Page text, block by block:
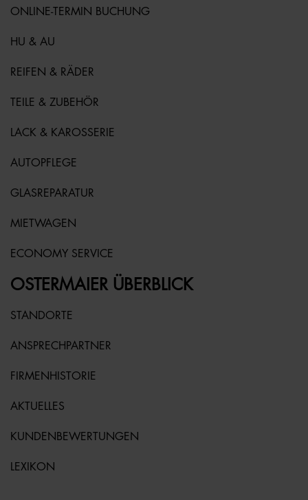
ONLINE-TERMIN BUCHUNG
HU & AU
REIFEN & RÄDER
TEILE & ZUBEHÖR
LACK & KAROSSERIE
AUTOPFLEGE
GLASREPARATUR
MIETWAGEN
ECONOMY SERVICE
OSTERMAIER ÜBERBLICK
STANDORTE
ANSPRECHPARTNER
FIRMENHISTORIE
AKTUELLES
KUNDENBEWERTUNGEN
LEXIKON